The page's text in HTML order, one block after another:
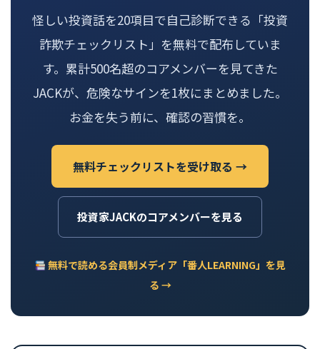
怪しい投資話を20項目で自己診断できる「投資
詐欺チェックリスト」を無料で配布していま
す。累計500名超のコアメンバーを見てきた
JACKが、危険なサインを1枚にまとめました。
お金を失う前に、確認の習慣を。
無料チェックリストを受け取る →
投資家JACKのコアメンバーを見る
無料で読める会員制メディア「番人LEARNING」を見
る →